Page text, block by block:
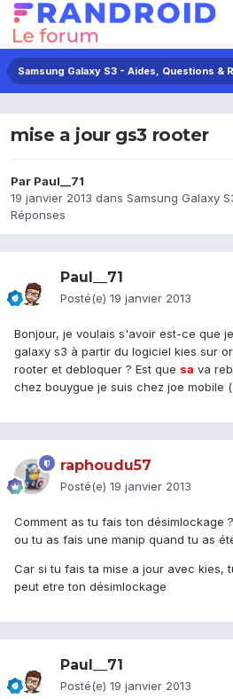
Samsung Galaxy S3 - Aides, Questions &
mise a jour gs3 rooter
Par Paul__71
19 janvier 2013 dans Samsung Galaxy
Réponses
Paul__71
Posté(e) 19 janvier 2013
Bonjour, je voulais s'avoir est-ce que
galaxy s3 à partir du logiciel kies sur
rooter et debloquer ? Est que sa va
chez bouygue je suis chez joe mobile
raphoudu57
Posté(e) 19 janvier 2013
Comment as tu fais ton désimlockage
ou tu as fais une manip quand tu as
Car si tu fais ta mise a jour avec kies,
peut etre ton désimlockage
Paul__71
Posté(e) 19 janvier 2013